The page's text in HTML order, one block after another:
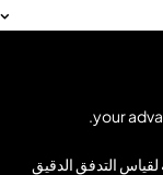
لقياس التدفق الدقيق